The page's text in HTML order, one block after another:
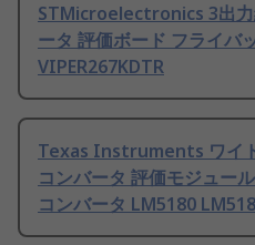
STMicroelectronics 3出
ータ 評価ボード フライバ
VIPER267KDTR
Texas Instruments ワイ
コンバータ 評価モジュー
コンバータ LM5180